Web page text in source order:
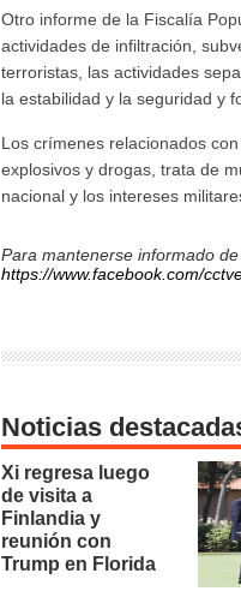
Otro informe de la Fiscalía
actividades de infiltración,
terroristas, las actividades
la estabilidad y la seguridad y
Los crímenes relacionados
explosivos y drogas, trata de
nacional y los intereses
Para mantenerse informado
https://www.facebook.com/
Noticias
Xi regresa luego
de visita a
Finlandia y
reunión con
Trump en Florida